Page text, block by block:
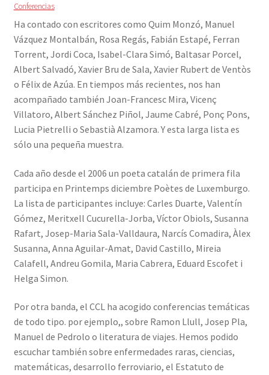
Conferencias
Ha contado con escritores como Quim Monzó, Manuel
Vázquez Montalbán, Rosa Regás, Fabián Estapé, Ferran
Torrent, Jordi Coca, Isabel-Clara Simó, Baltasar Porcel,
Albert Salvadó, Xavier Bru de Sala, Xavier Rubert de Ventòs
o Félix de Azúa. En tiempos más recientes, nos han
acompañado también Joan-Francesc Mira, Vicenç
Villatoro, Albert Sánchez Piñol, Jaume Cabré, Ponç Pons,
Lucia Pietrelli o Sebastià Alzamora. Y esta larga lista es
sólo una pequeña muestra.
Cada año desde el 2006 un poeta catalán de primera fila
participa en Printemps diciembre Poètes de Luxemburgo.
La lista de participantes incluye: Carles Duarte, Valentín
Gómez, Meritxell Cucurella-Jorba, Víctor Obiols, Susanna
Rafart, Josep-Maria Sala-Valldaura, Narcís Comadira, Àlex
Susanna, Anna Aguilar-Amat, David Castillo, Mireia
Calafell, Andreu Gomila, Maria Cabrera, Eduard Escofet i
Helga Simon.
Por otra banda, el CCL ha acogido conferencias temáticas
de todo tipo. por ejemplo,, sobre Ramon Llull, Josep Pla,
Manuel de Pedrolo o literatura de viajes. Hemos podido
escuchar también sobre enfermedades raras, ciencias,
matemáticas, desarrollo ferroviario, el Estatuto de